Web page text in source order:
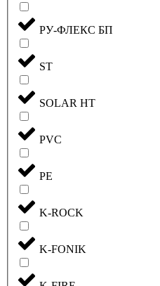
РУ-ФЛЕКС БП
ST
SOLAR HT
PVC
PE
K-ROCK
K-FONIK